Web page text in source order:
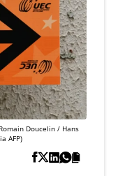
Doucelin / Hans
AFP)